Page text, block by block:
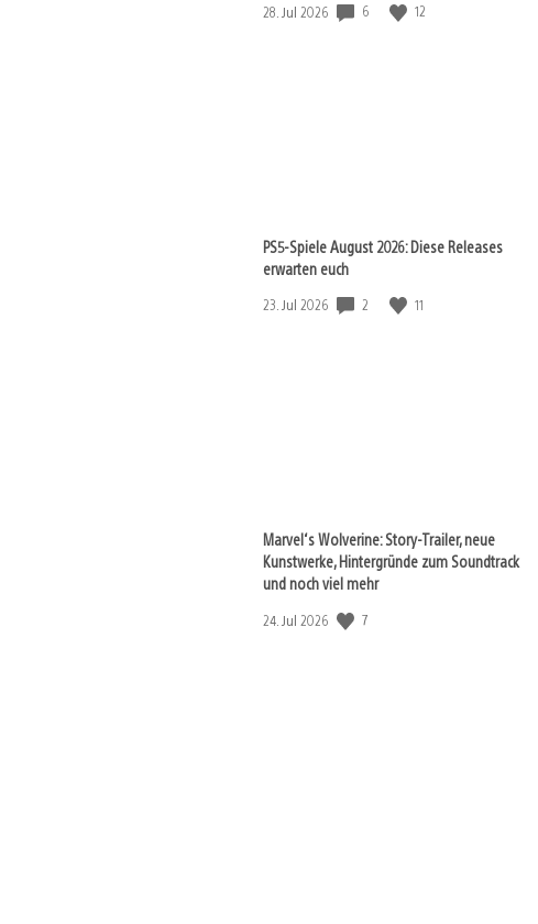
Veröffentlichungsdatum:
28. Jul 2026 6 12
PS5-Spiele August 2026: Diese Releases
erwarten euch
Veröffentlichungsdatum:
23. Jul 2026 2 11
Marvel‘s Wolverine: Story-Trailer, neue
Kunstwerke, Hintergründe zum Soundtrack
und noch viel mehr
Veröffentlichungsdatum:
24. Jul 2026 7